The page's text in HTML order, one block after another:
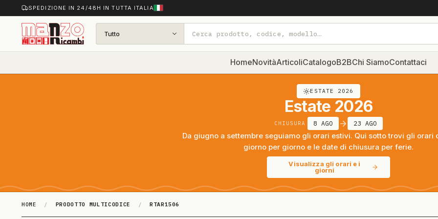
SPEDIZIONE IN 24/48H IN TUTTA ITALIA
Tutto
HomeNovitàArticoliCatalogoB2BChi SiamoContattaci
ESTATE 2026
Estate 2026
CHIUSURA 8 AGO 23 AGO
Da giugno a settembre seguiamo gli orari estivi. Qui sotto trovi gli orari
giorno per giorno e le date di chiusura per ferie.
Visualizza gli orari e i
giorni
HOME / PRODOTTO MULTICODICE / RTAR1506
RTAR1506